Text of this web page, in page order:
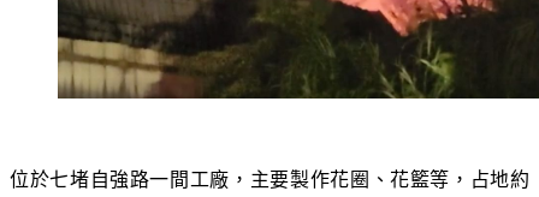
100平方公尺，昨晚突然竄出火舌，因工廠內部堆放許多雜